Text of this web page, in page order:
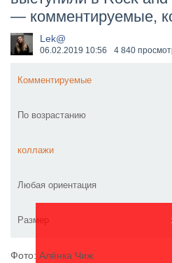
​Wacken Open Air 2027
— комментируемые,
Lek@
06.02.2019 10:56 4 840
Комментируемые
По возрастанию
коллажи
Любая ориентация
Размер
Фото: Алёнка Чиж